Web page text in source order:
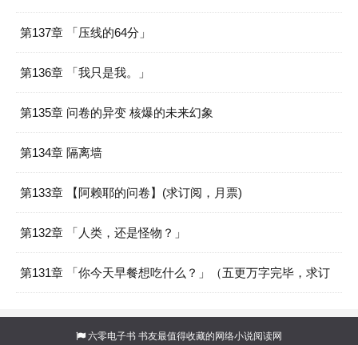
第137章 「压线的64分」
第136章 「我只是我。」
第135章 问卷的异变 核爆的未来幻象
第134章 隔离墙
第133章 【阿赖耶的问卷】(求订阅，月票)
第132章 「人类，还是怪物？」
第131章 「你今天早餐想吃什么？」（五更万字完毕，求订
六零电子书 书友最值得收藏的网络小说阅读网